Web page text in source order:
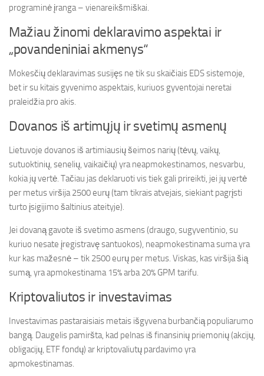
programinė įranga – vienareikšmiškai.
Mažiau žinomi deklaravimo aspektai ir
„povandeniniai akmenys“
Mokesčių deklaravimas susijęs ne tik su skaičiais EDS sistemoje,
bet ir su kitais gyvenimo aspektais, kuriuos gyventojai neretai
praleidžia pro akis.
Dovanos iš artimųjų ir svetimų asmenų
Lietuvoje dovanos iš artimiausių šeimos narių (tėvų, vaikų,
sutuoktinių, senelių, vaikaičių) yra neapmokestinamos, nesvarbu,
kokia jų vertė. Tačiau jas deklaruoti vis tiek gali prireikti, jei jų vertė
per metus viršija 2500 eurų (tam tikrais atvejais, siekiant pagrįsti
turto įsigijimo šaltinius ateityje).
Jei dovaną gavote iš svetimo asmens (draugo, sugyventinio, su
kuriuo nesate įregistravę santuokos), neapmokestinama suma yra
kur kas mažesnė – tik 2500 eurų per metus. Viskas, kas viršija šią
sumą, yra apmokestinama 15% arba 20% GPM tarifu.
Kriptovaliutos ir investavimas
Investavimas pastaraisiais metais išgyvena burbančią populiarumo
bangą. Daugelis pamiršta, kad pelnas iš finansinių priemonių (akcijų,
obligacijų, ETF fondų) ar kriptovaliutų pardavimo yra
apmokestinamas.